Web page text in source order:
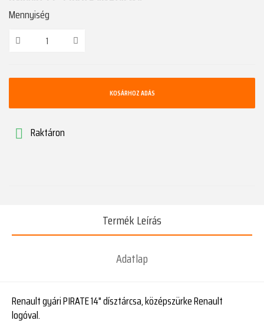
Mennyiség
KOSÁRHOZ ADÁS
 Raktáron
Termék Leírás
Adatlap
Renault gyári PIRATE 14" dísztárcsa, középszürke Renault
logóval.